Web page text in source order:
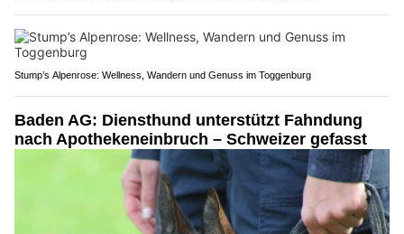
Stump’s Alpenrose: Wellness, Wandern und Genuss im Toggenburg
Baden AG: Diensthund unterstützt Fahndung
nach Apothekeneinbruch – Schweizer gefasst